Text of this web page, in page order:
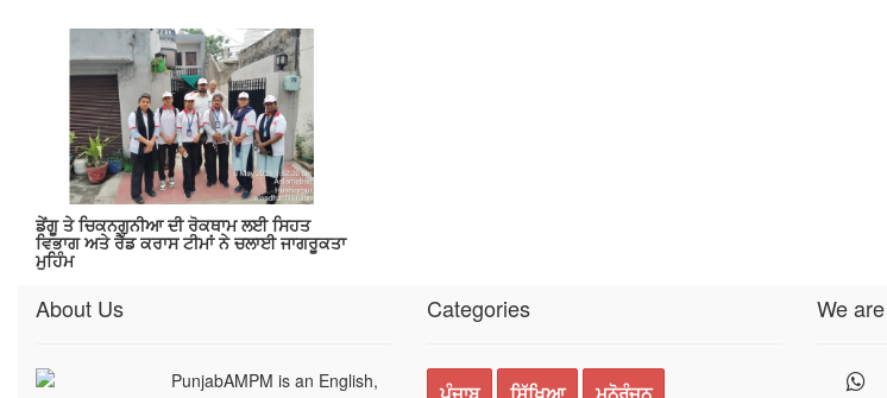
ਡੇਂਗੂ ਤੇ ਚਿਕਨਗੁਨੀਆ ਦੀ ਰੋਕਥਾਮ ਲਈ ਸਿਹਤ
ਵਿਭਾਗ ਅਤੇ ਰੈੱਡ ਕਰਾਸ ਟੀਮਾਂ ਨੇ ਚਲਾਈ ਜਾਗਰੂਕਤਾ
ਮੁਹਿੰਮ
About Us
PunjabAMPM is an English,
Categories We